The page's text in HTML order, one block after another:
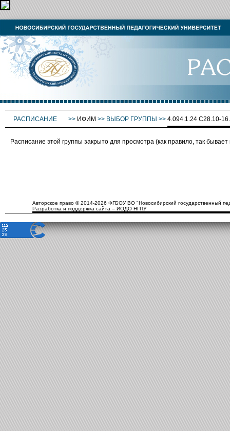
РАСПИСАНИЕ >> ИФИМ >> ВЫБОР ГРУППЫ >> 4.094.1.24 С28.10-
Расписание этой группы закрыто для просмотра (как правило, так
Авторское право © 2014-2026 ФГБОУ ВО "Новосибирский государственный
Разработка и поддержка сайта – ИОДО НГПУ